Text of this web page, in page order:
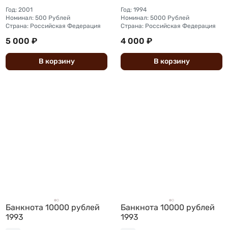
Год: 2001
Номинал: 500 Рублей
Страна: Российская Федерация
5 000 ₽
В корзину
Год: 1994
Номинал: 5000 Рублей
Страна: Российская Федерация
4 000 ₽
В корзину
Банкнота 10000 рублей
1993
Банкнота 10000 рублей
1993